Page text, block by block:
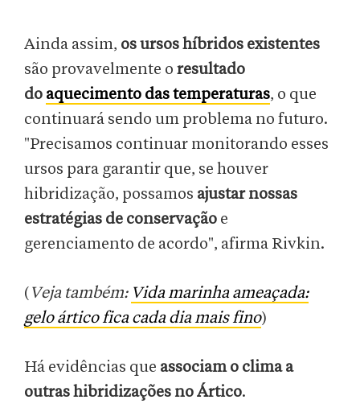
Ainda assim, os ursos híbridos existentes
são provavelmente o resultado
do aquecimento das temperaturas, o que
continuará sendo um problema no futuro.
"Precisamos continuar monitorando esses
ursos para garantir que, se houver
hibridização, possamos ajustar nossas
estratégias de conservação e
gerenciamento de acordo", afirma Rivkin.
( Veja também: Vida marinha ameaçada:
gelo ártico fica cada dia mais fino)
Há evidências que associam o clima a
outras hibridizações no Ártico.